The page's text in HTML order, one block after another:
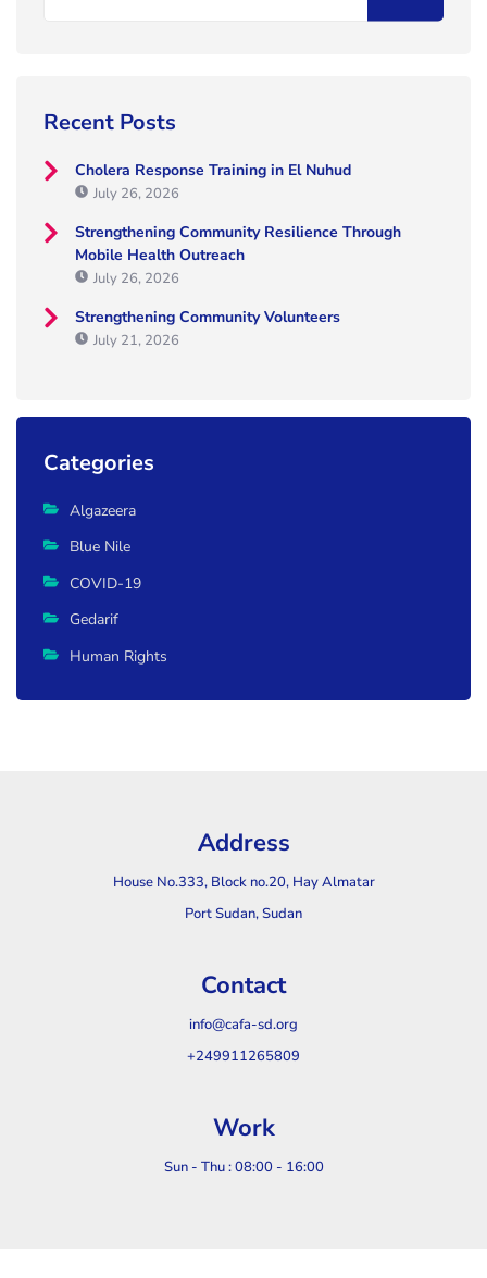
Recent Posts
Cholera Response Training in El Nuhud
July 26, 2026
Strengthening Community Resilience Through
Mobile Health Outreach
July 26, 2026
Strengthening Community Volunteers
July 21, 2026
Categories
Algazeera
Blue Nile
COVID-19
Gedarif
Human Rights
Address
House No.333, Block no.20, Hay Almatar
Port Sudan, Sudan
Contact
info@cafa-sd.org
+249911265809
Work
Sun - Thu : 08:00 - 16:00